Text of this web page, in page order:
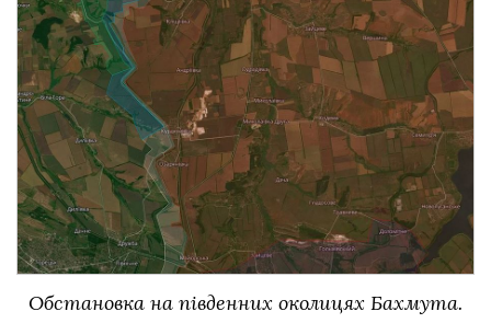
Обстановка на південних околицях Бахмута.